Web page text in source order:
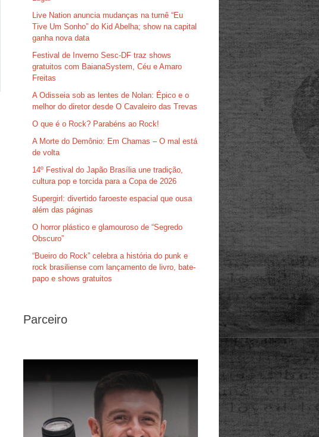
Live Nation anuncia mudanças na turnê “Eu
Tive Um Sonho” do Kid Abelha; show na capital
ganha nova data
Festival de Inverno Sesc-DF traz shows
gratuitos com BaianaSystem, Céu e Amaro
Freitas
A Odisseia sob as lentes de Nolan: Épico e o
melhor do diretor desde O Cavaleiro das Trevas
O que é o Rock? Parabéns ao Rock!
A Morte do Demônio: Em Chamas – O mal está
de volta
14º Festival do Japão Brasília une tradição,
cultura pop e torcida para a Copa de 2026
Supergirl: divertido faroeste espacial que ousa
além das páginas
O horror plástico e glamouroso de “Segredo
Obscuro”
“Bueiro do Rock” celebra a história do punk e
rock brasiliense com lançamento de livro, bate-
papo e shows gratuitos
Parceiro